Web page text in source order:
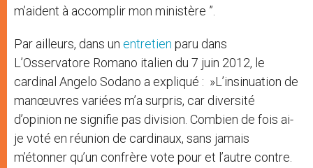
m’aident à accomplir mon ministère ”.
Par ailleurs, dans un entretien paru dans
L’Osservatore Romano italien du 7 juin 2012, le
cardinal Angelo Sodano a expliqué : »L’insinuation de
manœuvres variées m’a surpris, car diversité
d’opinion ne signifie pas division. Combien de fois ai-
je voté en réunion de cardinaux, sans jamais
m’étonner qu’un confrère vote pour et l’autre contre.